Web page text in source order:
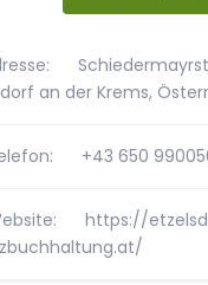
an der Krems,
+43 650
https://